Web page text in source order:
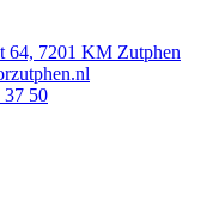
64, 7201 KM Zutphen
37 50